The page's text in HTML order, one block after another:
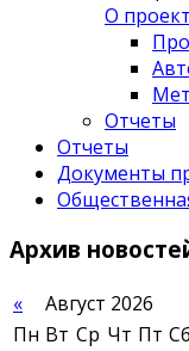
О
Отчеты
Отчеты
Документы
Архив
« Август 2026
Пн Вт Ср Чт Пт Сб